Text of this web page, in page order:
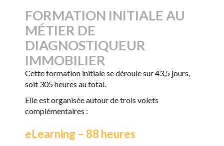
FORMATION INITIALE AU
MÉTIER DE
DIAGNOSTIQUEUR
IMMOBILIER
Cette formation initiale se déroule sur 43,5 jours,
soit 305 heures au total.
Elle est organisée autour de trois volets
complémentaires :
eLearning – 88 heures